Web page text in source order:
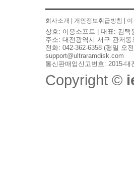
회사소개 개인정보취급방침
상호: 이응소프트 | 대표: 김택
주소: 대전광역시 서구 관저
전화: 042-362-6358 (평일 오
support@ultraramdisk.com
통신판매업신고번호: 2015-
Copyright ©